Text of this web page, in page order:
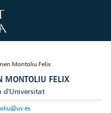
MONTOLIU FELIX
d'Universitat